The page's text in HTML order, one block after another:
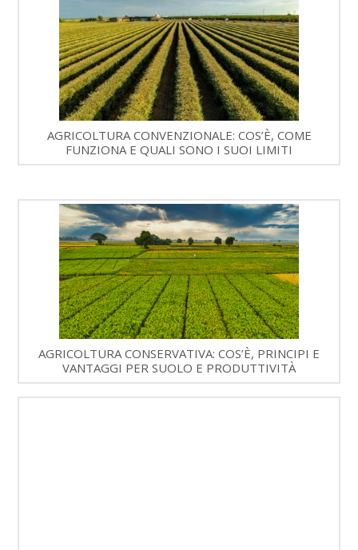
AGRICOLTURA CONVENZIONALE: COS’È, COME
FUNZIONA E QUALI SONO I SUOI LIMITI
AGRICOLTURA CONSERVATIVA: COS’È, PRINCIPI E
VANTAGGI PER SUOLO E PRODUTTIVITÀ